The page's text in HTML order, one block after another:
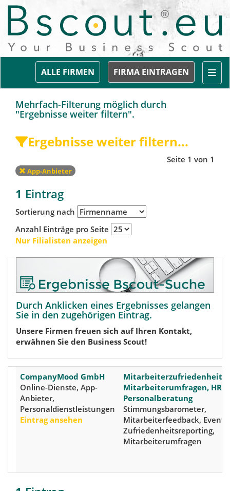
FIRMA EINTRAGEN
ALLE FIRMEN
Mehrfach-Filterung möglich durch
"Ergebnisse weiter filtern".
Ergebnisse weiter filtern...
Seite 1 von 1
App-Anbieter
1 Eintrag
Sortierung nach
Anzahl Einträge pro Seite
Nur Filialisten anzeigen
Durch Anklicken eines Ergebnisses gelangen
Sie in den zugehörigen Eintrag.
Unsere Firmen freuen sich auf Ihren Kontakt,
erwähnen Sie den Business Scout!
CompanyMood GmbH
Online-Dienste, App-
Anbieter,
Personaldienstleistungen
Eintrag ansehen
Mitarbeiterumfragen, HR-
Personalberatung
Stimmungsbarometer,
Mitarbeiterfeedback, Event-
Zufriedenheitsreporting,
Mitarbeiterumfragen